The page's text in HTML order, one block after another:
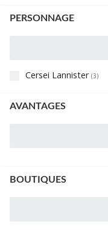
PERSONNAGE
Cersei Lannister (3)
AVANTAGES
BOUTIQUES